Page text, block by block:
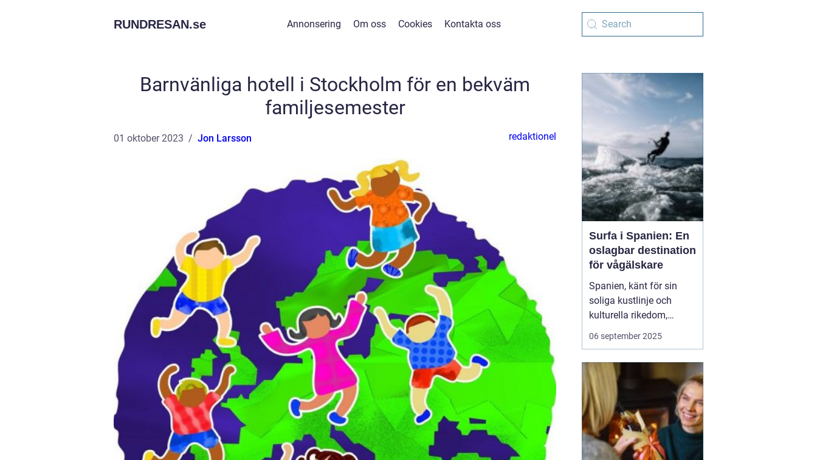
RUNDRESAN.se Annonsering Om oss Cookies Kontakta oss
Barnvänliga hotell i Stockholm för en bekväm
familjesemester
01 oktober 2023 Jon Larsson redaktionel
Surfa i Spanien: En
oslagbar destination
för vågälskare
Spanien, känt för sin
soliga kustlinje och
kulturella rikedom,
erbjuder också
fantastiska möjligheter
brusande Atlanten till det
lugnare Medelhavet,
Spanien lockar surfare
från hela vär...
06 september 2025